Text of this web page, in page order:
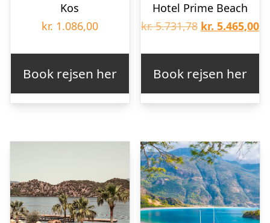
Kos
kr. 1.086,00
Book rejsen her
Hotel Prime Beach
kr.5.731,78 Den
var:
kr. 5.731,78.
kr. 5.465,00
Book rejsen her